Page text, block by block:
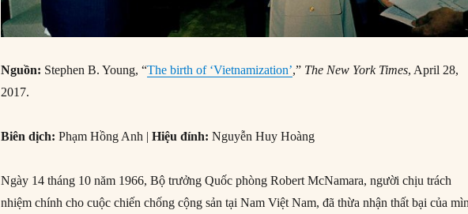
Nguồn: Stephen B. Young, “The birth of ‘Vietnamization’,” The New York Times, April 28,
2017.
Biên dịch: Phạm Hồng Anh |Hiệu đính: Nguyễn Huy Hoàng
Ngày 14 tháng 10 năm 1966, Bộ trưởng Quốc phòng Robert McNamara, người chịu trách
nhiệm chính cho cuộc chiến chống cộng sản tại Nam Việt Nam, đã thừa nhận thất bại của